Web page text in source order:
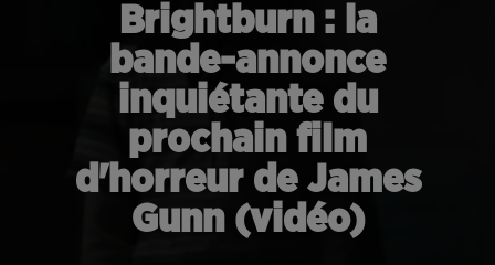
Brightburn : la
bande-annonce
inquiétante du
prochain film
d'horreur de James
Gunn (vidéo)